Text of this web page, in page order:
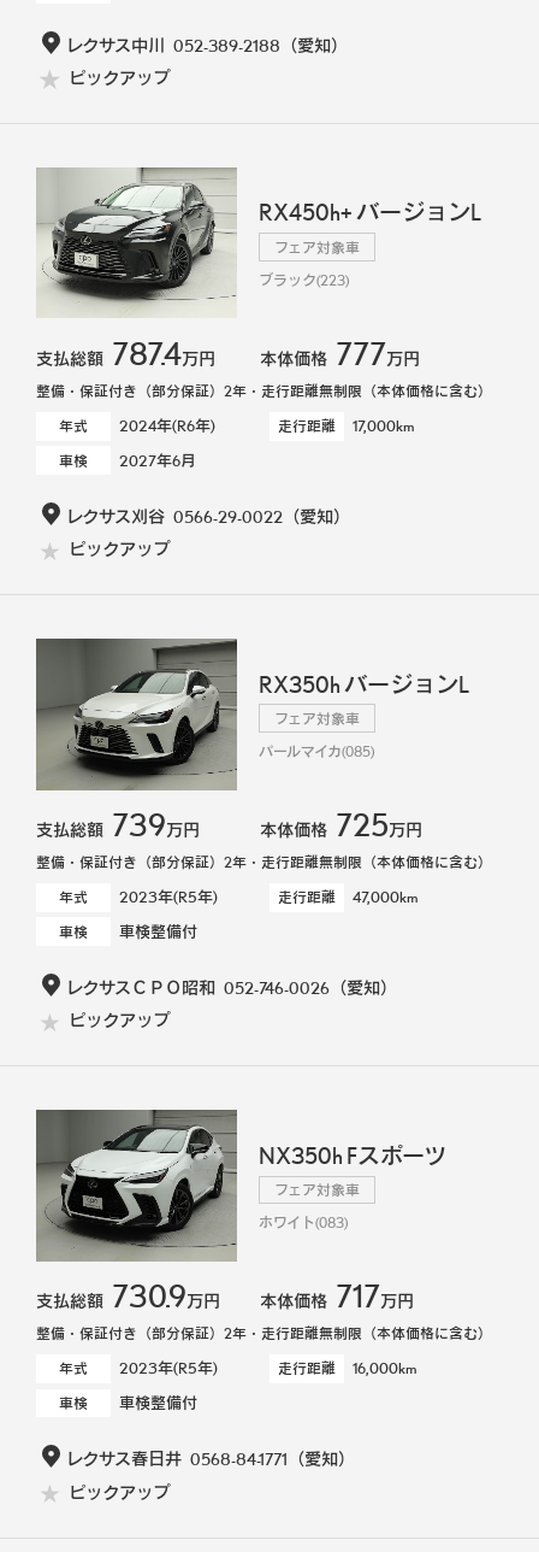
レクサス中川 052-389-2188 （愛知）
ピックアップ
RX450h+ バージョンL
フェア対象車
ブラック(223)
支払総額 787.4万円 本体価格 777万円
整備・保証付き（部分保証）2年・走行距離無制限（本体価格に含む）
年式
2024年(R6年) 走行距離 17,000km
車検 2027年6月
レクサス刈谷 0566-29-0022 （愛知）
ピックアップ
RX350h バージョンL
フェア対象車
パールマイカ(085)
支払総額 739万円 本体価格 725万円
整備・保証付き（部分保証）2年・走行距離無制限（本体価格に含む）
年式
2023年(R5年) 走行距離 47,000km
車検 車検整備付
レクサスＣＰＯ昭和 052-746-0026（愛知）
ピックアップ
NX350h Fスポーツ
フェア対象車
ホワイト(083)
支払総額 730.9万円 本体価格 717万円
整備・保証付き（部分保証）2年・走行距離無制限（本体価格に含む）
年式
2023年(R5年) 走行距離 16,000km
車検 車検整備付
レクサス春日井 0568-84-1771 （愛知）
ピックアップ